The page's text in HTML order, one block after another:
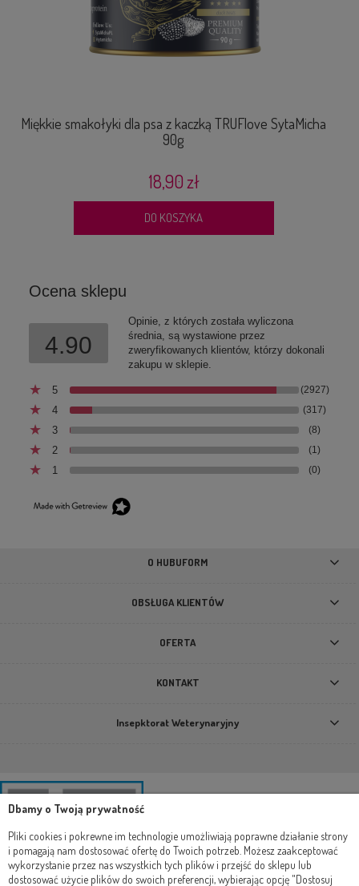
Miękkie smakołyki dla psa z kaczką TRUFlove SytaMicha
90g
18,90 zł
DO KOSZYKA
PREMIUM Syta Micha monoprotein
Ocena sklepu
4.90
Opinie, z których została wyliczona
średnia, są wystawione przez
zweryfikowanych klientów, którzy dokonali
zakupu w sklepie.
5 (2927)
4 (317)
3 (8)
2 (1)
1 (0)
O HUBUFORM
OBSŁUGA KLIENTÓW
OFERTA
KONTAKT
Insepktorat Weterynaryjny
Dbamy o Twoją prywatność
Pliki cookies i pokrewne im technologie umożliwiają poprawne działanie strony
i pomagają nam dostosować ofertę do Twoich potrzeb. Możesz zaakceptować
wykorzystanie przez nas wszystkich tych plików i przejść do sklepu lub
dostosować użycie plików do swoich preferencji, wybierając opcję "Dostosuj